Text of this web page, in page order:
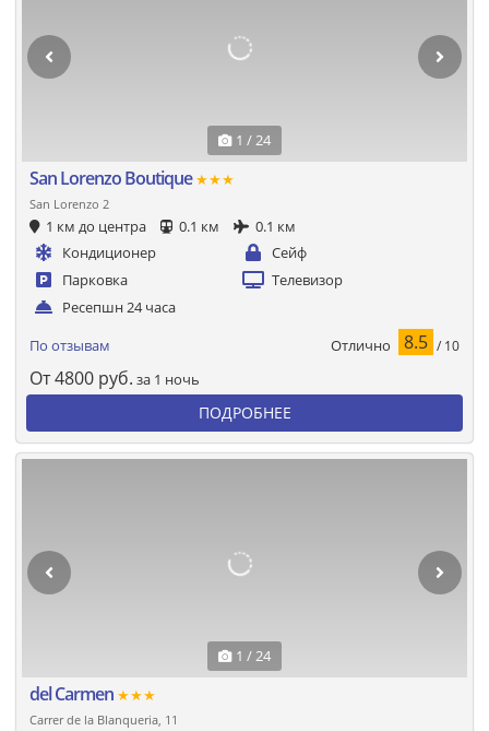
1 / 24
San Lorenzo Boutique★★★
San Lorenzo 2
1 км до центра 0.1 км
0.1 км
Кондиционер
Сейф
Парковка
Телевизор
Ресепшн 24 часа
По отзывам Отлично 8.5 / 10
От4800 руб. за 1 ночь
ПОДРОБНЕЕ
1 / 24
del Carmen ★★★
Carrer de la Blanqueria, 11